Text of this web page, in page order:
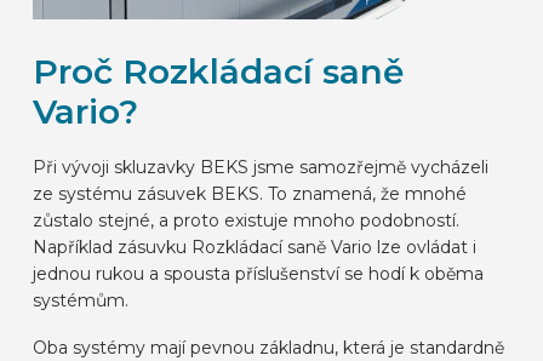
Proč Rozkládací saně
Vario?
Při vývoji skluzavky BEKS jsme samozřejmě vycházeli
ze systému zásuvek BEKS. To znamená, že mnohé
zůstalo stejné, a proto existuje mnoho podobností.
Například zásuvku Rozkládací saně Vario lze ovládat i
jednou rukou a spousta příslušenství se hodí k oběma
systémům.
Oba systémy mají pevnou základnu, která je standardně